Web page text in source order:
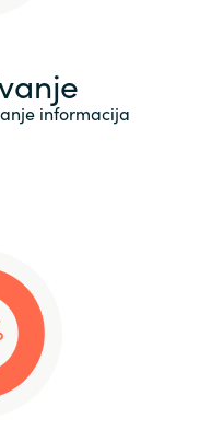
informacija